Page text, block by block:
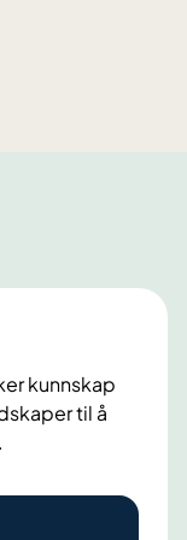
kunnskap
til å